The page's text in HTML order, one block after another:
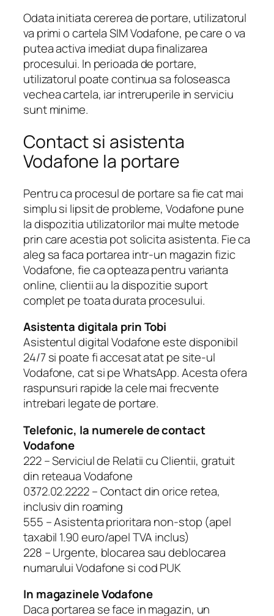
Odata initiata cererea de portare, utilizatorul
va primi o cartela SIM Vodafone, pe care o va
putea activa imediat dupa finalizarea
procesului. In perioada de portare,
utilizatorul poate continua sa foloseasca
vechea cartela, iar intreruperile in serviciu
sunt minime.
Contact si asistenta
Vodafone la portare
Pentru ca procesul de portare sa fie cat mai
simplu si lipsit de probleme, Vodafone pune
la dispozitia utilizatorilor mai multe metode
prin care acestia pot solicita asistenta. Fie ca
aleg sa faca portarea intr-un magazin fizic
Vodafone, fie ca opteaza pentru varianta
online, clientii au la dispozitie suport
complet pe toata durata procesului.
Asistenta digitala prin Tobi
Asistentul digital Vodafone este disponibil
24/7 si poate fi accesat atat pe site-ul
Vodafone, cat si pe WhatsApp. Acesta ofera
raspunsuri rapide la cele mai frecvente
intrebari legate de portare.
Telefonic, la numerele de contact
Vodafone
222 – Serviciul de Relatii cu Clientii, gratuit
din reteaua Vodafone
0372.02.2222 – Contact din orice retea,
inclusiv din roaming
555 – Asistenta prioritara non-stop (apel
taxabil 1.90 euro/apel TVA inclus)
228 – Urgente, blocarea sau deblocarea
numarului Vodafone si cod PUK
In magazinele Vodafone
Daca portarea se face in magazin, un